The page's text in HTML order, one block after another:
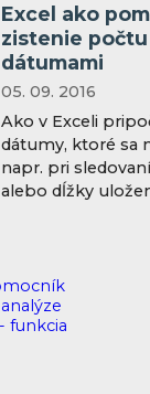
Excel ako
zistenie
dátumami
05. 09. 2016
Ako v Exceli
dátumy, ktoré sa
napr. pri
alebo dĺžky